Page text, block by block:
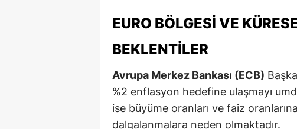
EURO BÖLGESI VE
BEKLENTILER
Avrupa Merkez Bankası (ECB)
%2 enflasyon hedefine ulaşmayı
ise büyüme oranları ve faiz
dalgalanmalara neden olmaktadır.